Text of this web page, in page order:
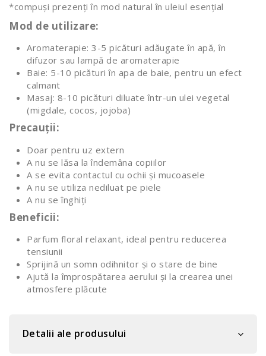
*compuși prezenți în mod natural în uleiul esențial
Mod de utilizare:
Aromaterapie: 3-5 picături adăugate în apă, în
difuzor sau lampă de aromaterapie
Baie: 5-10 picături în apa de baie, pentru un efect
calmant
Masaj: 8-10 picături diluate într-un ulei vegetal
(migdale, cocos, jojoba)
Precauții:
Doar pentru uz extern
A nu se lăsa la îndemâna copiilor
A se evita contactul cu ochii și mucoasele
A nu se utiliza nediluat pe piele
A nu se înghiți
Beneficii:
Parfum floral relaxant, ideal pentru reducerea
tensiunii
Sprijină un somn odihnitor și o stare de bine
Ajută la împrospătarea aerului și la crearea unei
atmosfere plăcute
Detalii ale produsului